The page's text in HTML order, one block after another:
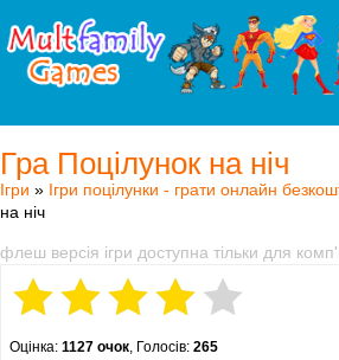
Гра Поцілунок на ніч
Ігри » Ігри поцілунки - грати онлайн
на ніч
флеш версія ігри доступна тільки для
Оцінка: 1127 очок, Голосів: 265